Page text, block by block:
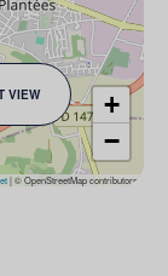
VIEW
+
−
|© OpenStreetMap contributors